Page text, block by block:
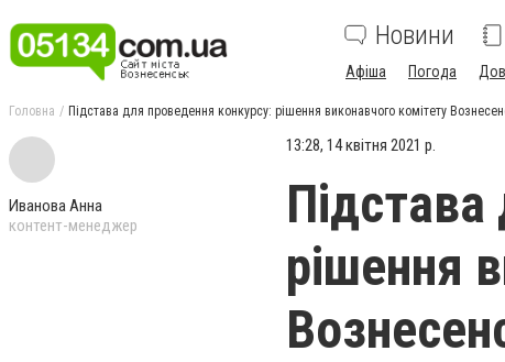
Новини
Афіша Погода
Головна Підстава для проведення конкурсу: рішення виконавчого комітету
Иванова Анна
контент-менеджер
13:28, 14 квітня 2021 р.
рішення